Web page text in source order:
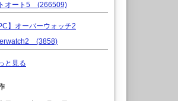
オート5 (266509)
PC】オーバーウォッチ2
(3858)
と見る